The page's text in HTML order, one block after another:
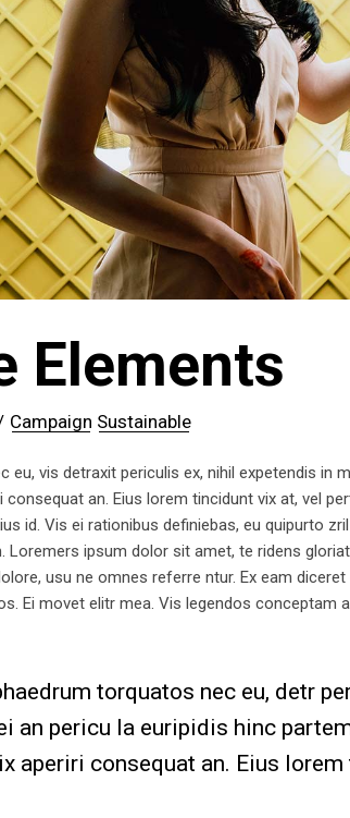
Elements
Campaign Sustainable
vis detraxit periculis ex, nihil expetendis in
consequat an. Eius lorem tincidunt vix at, vel
id. Vis ei rationibus definiebas, eu quipurto
Loremers ipsum dolor sit amet, te ridens
usu ne omnes referre ntur. Ex eam
Ei movet elitr mea. Vis legendos conceptam
torquatos nec eu, detr
an pericu la euripidis hinc
aperiri consequat an. Eius